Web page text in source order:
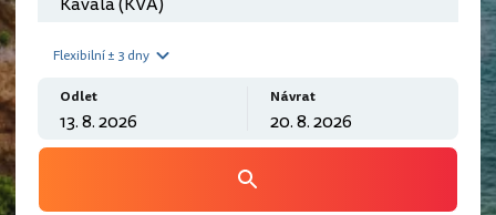
Flexibilní ± 3 dny
Odlet Návrat